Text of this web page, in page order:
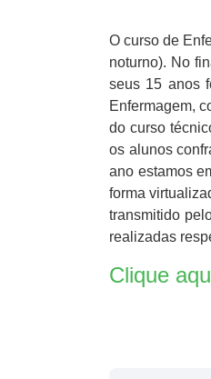
O curso de
noturno). No
seus 15 anos
Enfermagem,
do curso
os alunos
ano estamos
forma
transmitido
realizadas
Clique